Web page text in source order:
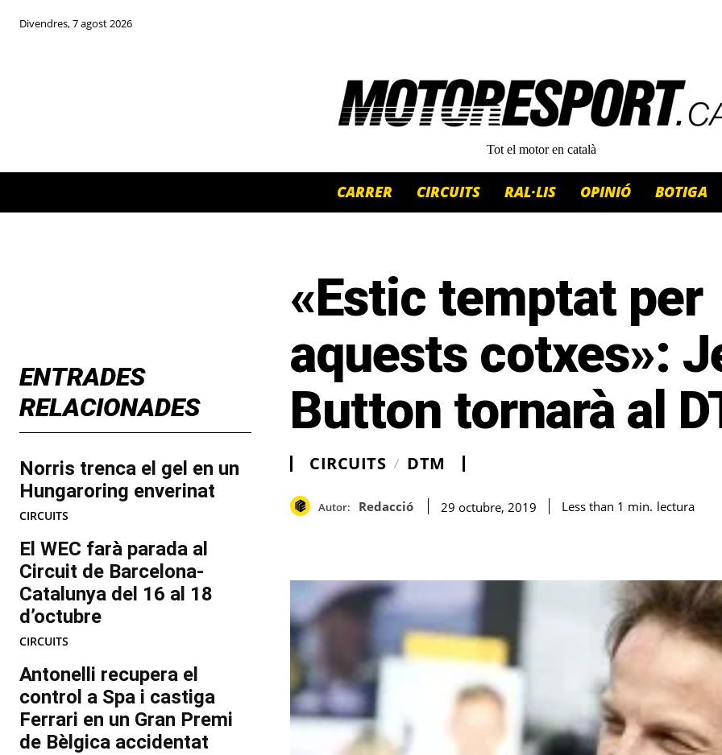
Divendres, 7 agost 2026
Tot el motor en català
CARRER CIRCUITS RAL·LIS OPINIÓ BOTIGA
ENTRADES
RELACIONADES
Norris trenca el gel en un
Hungaroring enverinat
CIRCUITS
El WEC farà parada al
Circuit de Barcelona-
Catalunya del 16 al 18
d’octubre
CIRCUITS
Antonelli recupera el
control a Spa i castiga
Ferrari en un Gran Premi
de Bèlgica accidentat
«Estic temptat per
aquests cotxes»:
Button tornarà al
CIRCUITS DTM
Autor: Redacció 29 octubre, 2019 Less than 1 min. lectura